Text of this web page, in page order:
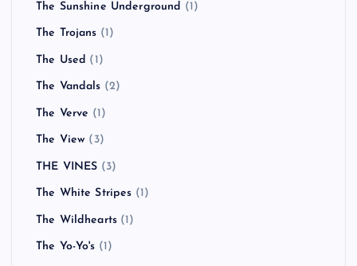
The Sunshine Underground (1)
The Trojans (1)
The Used (1)
The Vandals (2)
The Verve (1)
The View (3)
THE VINES (3)
The White Stripes (1)
The Wildhearts (1)
The Yo-Yo's (1)